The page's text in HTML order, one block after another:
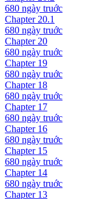
680 ngày truớc
Chapter 20.1
680 ngày truớc
Chapter 20
680 ngày truớc
Chapter 19
680 ngày truớc
Chapter 18
680 ngày truớc
Chapter 17
680 ngày truớc
Chapter 16
680 ngày truớc
Chapter 15
680 ngày truớc
Chapter 14
680 ngày truớc
Chapter 13